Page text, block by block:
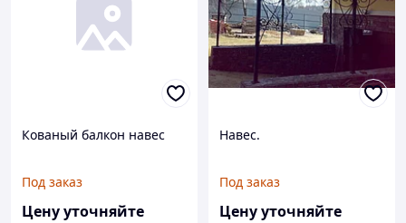
Кованый балкон навес
Под заказ
Цену уточняйте
Навес.
Под заказ
Цену уточняйте